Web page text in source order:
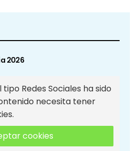
2026
Redes Sociales ha sido
necesita tener
cookies